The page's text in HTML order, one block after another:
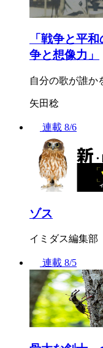
「戦争と平
争と想像力」
自分の歌が誰か
矢田稔
連載 8/6
ゾス
イミダス編集部
連載 8/5